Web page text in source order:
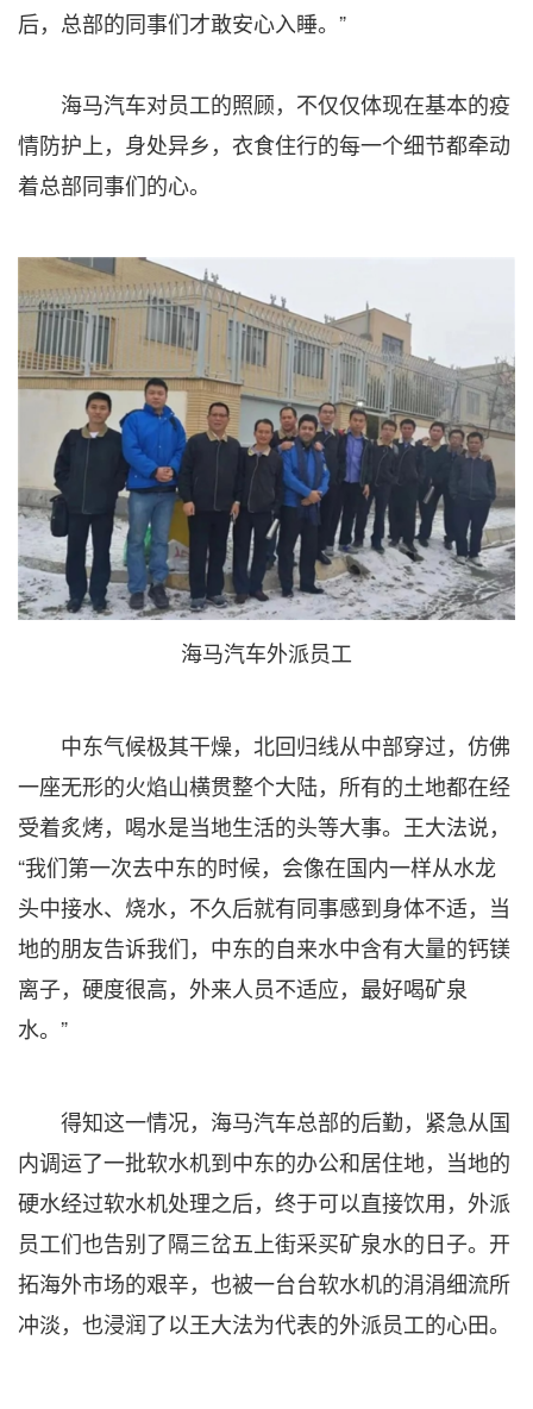
后，总部的同事们才敢安心入睡。”
海马汽车对员工的照顾，不仅仅体现在基本的疫
情防护上，身处异乡，衣食住行的每一个细节都牵动
着总部同事们的心。
海马汽车外派员工
中东气候极其干燥，北回归线从中部穿过，仿佛
一座无形的火焰山横贯整个大陆，所有的土地都在经
受着炙烤，喝水是当地生活的头等大事。王大法说，
“我们第一次去中东的时候，会像在国内一样从水龙
头中接水、烧水，不久后就有同事感到身体不适，当
地的朋友告诉我们，中东的自来水中含有大量的钙镁
离子，硬度很高，外来人员不适应，最好喝矿泉
水。”
得知这一情况，海马汽车总部的后勤，紧急从国
内调运了一批软水机到中东的办公和居住地，当地的
硬水经过软水机处理之后，终于可以直接饮用，外派
员工们也告别了隔三岔五上街采买矿泉水的日子。开
拓海外市场的艰辛，也被一台台软水机的涓涓细流所
冲淡，也浸润了以王大法为代表的外派员工的心田。